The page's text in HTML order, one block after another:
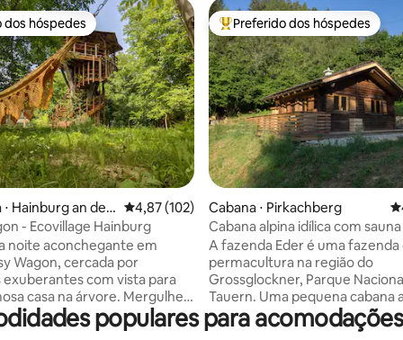
de 5, 156 avaliações
dos hóspedes
dos hóspedes
⋅ Hainburg an der
4,87 de uma avaliação média de 5, 102
4,87 (102)
- Ecovillage Hainburg
noite aconchegante em
Wagon, cercada por
exuberantes com vista para
casa na árvore. Mergulhe
e descanse bem e acorde
pássaros. Descubra o
Entre os melhores preferidos
Preferido dos hóspedes
Cabana ⋅ Pirkachberg
Cabana alpina idílica com
A fazenda Eder é uma fazenda
permacultura na região do
Grossglockner, Parque
Tauern. Uma pequena cabana
sauna de terra e um biotopo
localizado a cerca de 200
populares para